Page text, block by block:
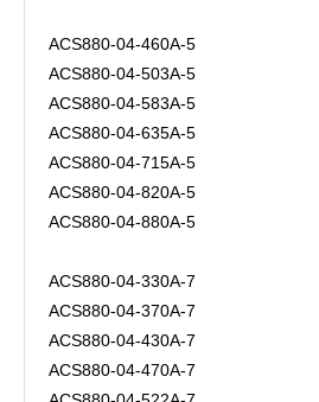
ACS880-04-460A-5
ACS880-04-503A-5
ACS880-04-583A-5
ACS880-04-635A-5
ACS880-04-715A-5
ACS880-04-820A-5
ACS880-04-880A-5
ACS880-04-330A-7
ACS880-04-370A-7
ACS880-04-430A-7
ACS880-04-470A-7